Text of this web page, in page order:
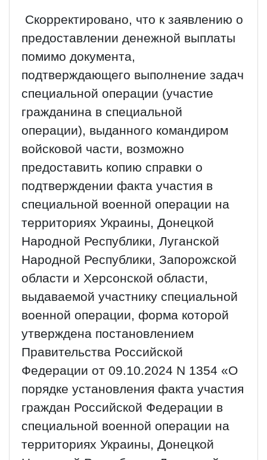
Скорректировано, что к заявлению о
предоставлении денежной выплаты
помимо документа,
подтверждающего выполнение задач
специальной операции (участие
гражданина в специальной
операции), выданного командиром
войсковой части, возможно
предоставить копию справки о
подтверждении факта участия в
специальной военной операции на
территориях Украины, Донецкой
Народной Республики, Луганской
Народной Республики, Запорожской
области и Херсонской области,
выдаваемой участнику специальной
военной операции, форма которой
утверждена постановлением
Правительства Российской
Федерации от 09.10.2024 N 1354 «О
порядке установления факта участия
граждан Российской Федерации в
специальной военной операции на
территориях Украины, Донецкой